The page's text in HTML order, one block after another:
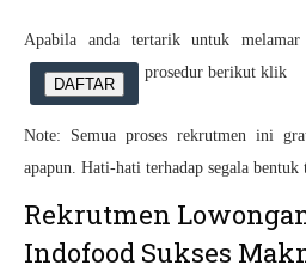
Apabila anda tertarik untuk
prosedur berikut klik
DAFTAR
Note: Semua proses rekrutmen ini
apapun. Hati-hati terhadap segala bentuk
Rekrutmen
Indofood Sukses